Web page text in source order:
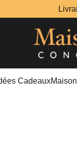
CadeauxMaison